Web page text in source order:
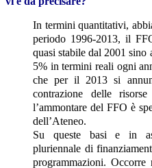
In termini quantitativi,
periodo 1996-2013, il
quasi stabile dal 2001 sino
5% in termini reali ogni
che per il 2013 si
contrazione delle
l’ammontare del FFO è
dell’Ateneo.
Su queste basi e in
pluriennale di
programmazioni.